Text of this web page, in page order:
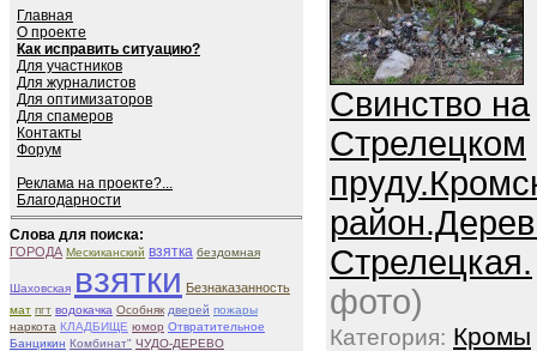
Главная
О проекте
Как исправить ситуацию?
Для участников
Для журналистов
Для оптимизаторов
Для спамеров
Контакты
Форум
Реклама на проекте?...
Благодарности
Слова для поиска:
ГОРОДА Мескиканский взятка бездомная
Шаховская взятки Безнаказанность
мат пгт водокачка Особняк дверей пожары
наркота КЛАДБИЩЕ юмор Отвратительное
Банцикин Комбинат" ЧУДО-ДЕРЕВО
Свинство на
Стрелецком
Стрелецкая.
фото)
Категория: Кромы